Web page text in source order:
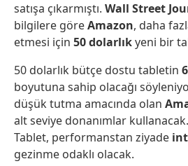
satışa çıkarmıştı. Wall Street
bilgilere göreAmazon, daha
etmesi için 50 dolarlıkyeni bir
50 dolarlık bütçe dostu tabletin
boyutuna sahip olacağı
düşük tutma amacında olan
alt seviye donanımlar kullanacak.
Tablet, performanstan ziyade
gezinme odaklı olacak.